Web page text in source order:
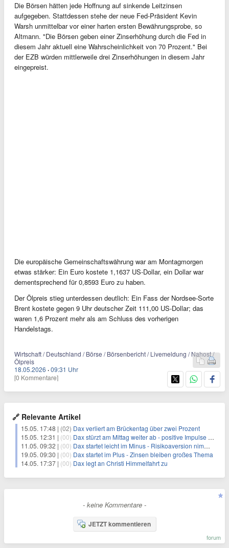
Die Börsen hätten jede Hoffnung auf sinkende Leitzinsen
aufgegeben. Stattdessen stehe der neue Fed-Präsident Kevin
Warsh unmittelbar vor einer harten ersten Bewährungsprobe, so
Altmann. "Die Börsen geben einer Zinserhöhung durch die Fed in
diesem Jahr aktuell eine Wahrscheinlichkeit von 70 Prozent." Bei
der EZB würden mittlerweile drei Zinserhöhungen in diesem Jahr
eingepreist.
Die europäische Gemeinschaftswährung war am Montagmorgen
etwas stärker: Ein Euro kostete 1,1637 US-Dollar, ein Dollar war
dementsprechend für 0,8593 Euro zu haben.
Der Ölpreis stieg unterdessen deutlich: Ein Fass der Nordsee-Sorte
Brent kostete gegen 9 Uhr deutscher Zeit 111,00 US-Dollar; das
waren 1,6 Prozent mehr als am Schluss des vorherigen
Handelstags.
Wirtschaft / Deutschland / Börse / Börsenbericht / Livemeldung / Nahost /
Ölpreis
18.05.2026 ·09:31 Uhr
[0 Kommentare]
🔗 Relevante Artikel
15.05. 17:48 | (02) Dax verliert am Brückentag über zwei Prozent
15.05. 12:31 | (00) Dax stürzt am Mittag weiter ab - positive Impulse aus China fehlen
11.05. 09:32 | (00) Dax startet leicht im Minus - Risikoaversion nimmt wieder zu
19.05. 09:30 | (00) Dax startet im Plus - Zinsen bleiben großes Thema
14.05. 17:37 | (00) Dax legt an Christi Himmelfahrt zu
- keine Kommentare -
JETZT kommentieren
forum